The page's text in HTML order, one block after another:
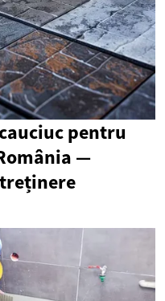
pentru
—